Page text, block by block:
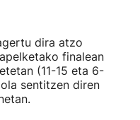
dira atzo
finalean
(11-15 eta 6-
sentitzen diren